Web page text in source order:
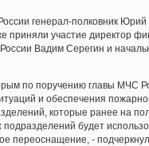
генерал-полковник
участие директор
Вадим Серегин и
по поручению главы МЧС
и обеспечени­­­я
которые ранее на
будет
переоснаще­­­ние, -